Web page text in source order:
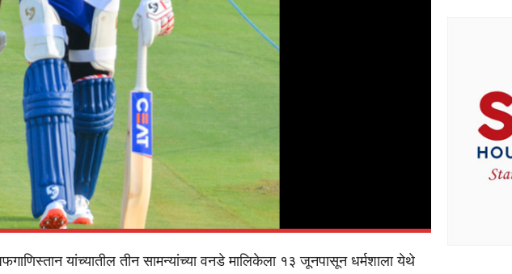
यांच्यातील तीन सामन्यांच्या वनडे मालिकेला १३ जूनपासून धर्मशाला येथे